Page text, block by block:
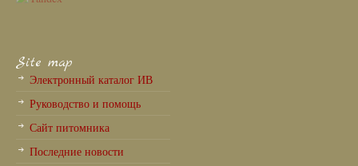
Site map
Электронный каталог ИВ
Руководство и помощь
Сайт питомника
Последние новости